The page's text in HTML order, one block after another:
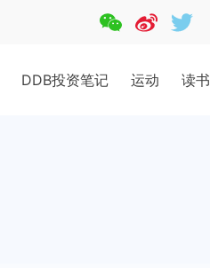
DDB投资笔记 运动 读书